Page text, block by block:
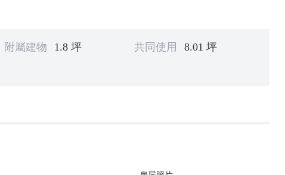
附屬建物 1.8 坪 共同使用
8.01 坪